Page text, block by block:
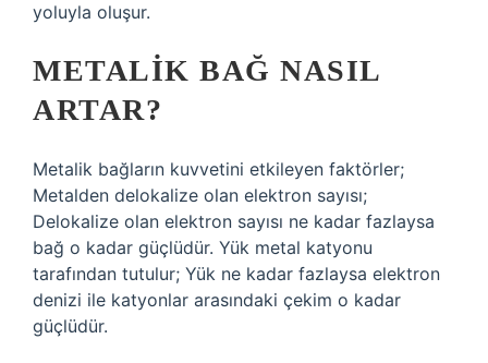
yoluyla oluşur.
METALIK BAĞ NASIL
ARTAR?
Metalik bağların kuvvetini etkileyen faktörler;
Metalden delokalize olan elektron sayısı;
Delokalize olan elektron sayısı ne kadar fazlaysa
bağ o kadar güçlüdür. Yük metal katyonu
tarafından tutulur; Yük ne kadar fazlaysa elektron
denizi ile katyonlar arasındaki çekim o kadar
güçlüdür.